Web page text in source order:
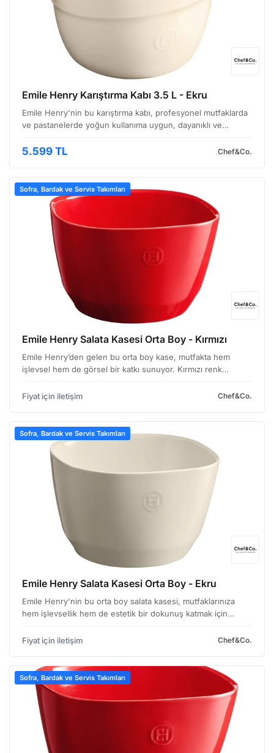
Emile Henry Karıştırma Kabı 3.5 L - Ekru
Emile Henry'nin bu karıştırma kabı, profesyonel mutfaklarda
ve pastanelerde yoğun kullanıma uygun, dayanıklı ve
ve büyük ölçekli karışımlar için ideal bir se…
5.599 TL Chef&Co.
Sofra, Bardak ve Servis Takımları
Emile Henry Salata Kasesi Orta Boy - Kırmızı
Emile Henry’den gelen bu orta boy kase, mutfakta hem
işlevsel hem de görsel bir katkı sunuyor. Kırmızı renk
isteyen işletmeler için ideal bir tercih olabilir. Day…
Fiyat için iletişim Chef&Co.
Sofra, Bardak ve Servis Takımları
Emile Henry Salata Kasesi Orta Boy - Ekru
Emile Henry'nin bu orta boy salata kasesi, mutfaklarınıza
hem işlevsellik hem de estetik bir dokunuş katmak için
yapısıyla dikkat çekiyor. Kase, özellikle otel, rest…
Fiyat için iletişim Chef&Co.
Sofra, Bardak ve Servis Takımları